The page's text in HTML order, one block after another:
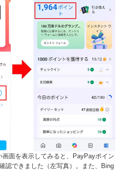
面を表示してみると、PayPayポイン
認できました（左写真）。また、Bing